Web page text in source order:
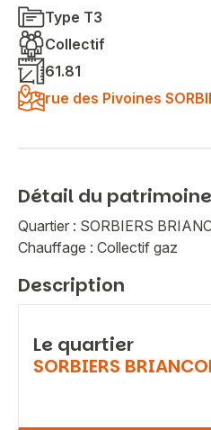
Type T3
Collectif
61.81
rue des Pivoines
Détail du patrimoine
Quartier : SORBIERS
Chauffage : Collectif gaz
Description
Le quartier
SORBIERS